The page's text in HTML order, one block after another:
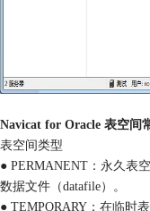
Navicat for Oracle 表空间
表空间类型
● PERMANENT：永久表
数据文件（datafile）。
● TEMPORARY：在临时